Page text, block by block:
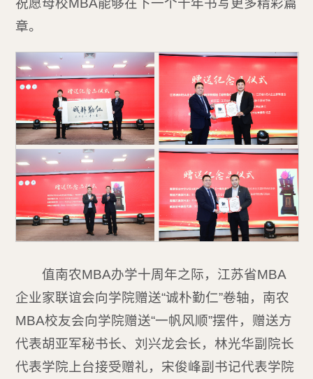
祝愿母校MBA能够在下一个十年书写更多精彩篇
章。
值南农MBA办学十周年之际，江苏省MBA
企业家联谊会向学院赠送“诚朴勤仁”卷轴，南农
MBA校友会向学院赠送“一帆风顺”摆件，赠送方
代表胡亚军秘书长、刘兴龙会长，林光华副院长
代表学院上台接受赠礼，宋俊峰副书记代表学院